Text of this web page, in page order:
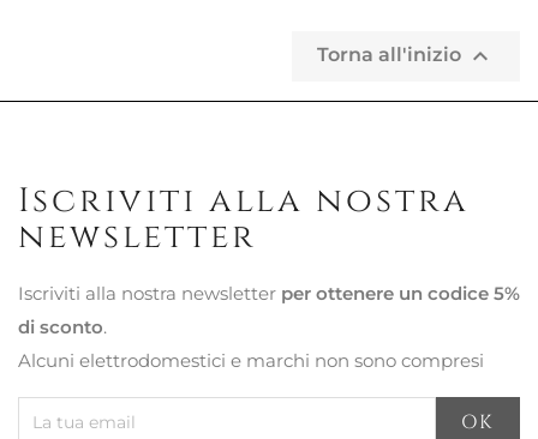
Torna all'inizio 
Iscriviti alla nostra
newsletter
Iscriviti alla nostra newsletter per ottenere un codice 5%
di sconto.
Alcuni elettrodomestici e marchi non sono compresi